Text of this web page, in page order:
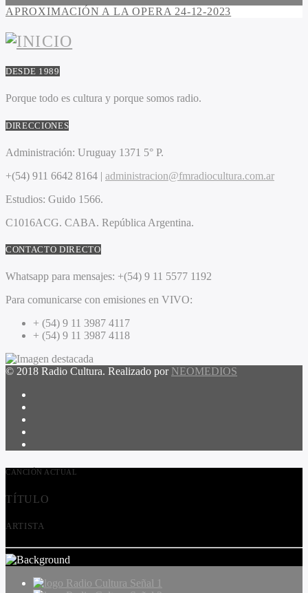
APROXIMACIÓN A LA OPERA 24-12-2023
DESDE 1989
Porque todo es cultura y porque somos radio.
DIRECCIONES
Administración: Uruguay 1371 5° P.
+(54) 911 6642 8164 | administracion@fmradiocultura.com.ar
Estudios: Guido 1566.
C1016ACG. CABA. República Argentina.
CONTACTO DIRECTO
Whatsapp para mensajes: +(54) 9 11 5577 1192
Para comunicarse con emisiones en VIVO:
+ (54) 9 11 3987 4117
+ (54) 9 11 3987 4118
© 2018 Radio Cultura. Realizado por NEOMEDIOS
CANCIÓN ACTUAL
TÍTULO
ARTISTA
Radio Cultura Señal 1